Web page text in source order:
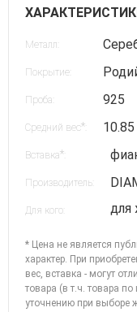
Металл:
Покрытие:
Проба: 925
Средний вес* 10.85
Вставка*
Производитель:
Для кого: для
* Цена не является
характер. При
вес, вставка - могут
товара (в т.ч. товара
уточнению при выборе